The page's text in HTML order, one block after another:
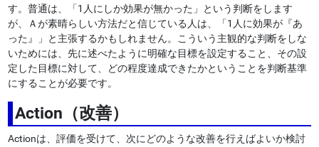
す。普通は、「1人にしか効果が無かった」という判断をします
が、Ａが素晴らしい方法だと信じている人は、「1人に効果が『あ
った』」と主張するかもしれません。こういう主観的な判断をしな
いためには、先に述べたように明確な目標を設定すること、その設
定した目標に対して、どの程度達成できたかということを判断基準
にすることが必要です。
Action（改善）
Actionは、評価を受けて、次にどのような改善を行えばよいか検討